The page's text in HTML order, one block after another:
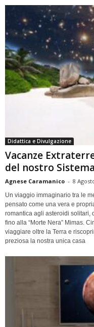
Didattica e Divulgazione
Vacanze
del nostro
Agnese Caramanico - 8
Un viaggio immaginario tra le
pensato come una vera e
romantica agli asteroidi solitari,
fino alla “Morte Nera” Mimas.
viaggiare oltre la Terra e
preziosa la nostra unica casa